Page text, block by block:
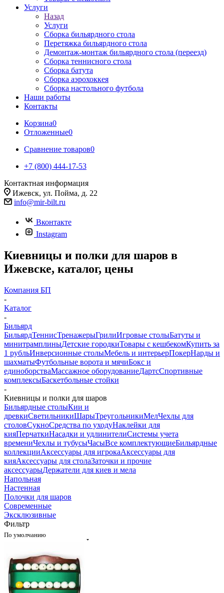
Услуги
Назад
Услуги
Сборка бильярдного стола
Перетяжка бильярдного стола
Демонтаж-монтаж бильярдного стола (переезд)
Сборка теннисного стола
Сборка батута
Сборка аэрохоккея
Сборка настольного футбола
Наши работы
Контакты
Корзина0
Отложенные0
Сравнение товаров0
+7 (800) 444-17-53
Контактная информация
Ижевск, ул. Пойма, д. 22
info@mir-bilt.ru
Вконтакте
Instagram
Киевницы и полки для шаров в
Ижевске, каталог, цены
Компания БП
-
Каталог
-
Бильярд
БильярдТеннисТренажерыГрилиИгровые столыБатуты и
минитрамплиныДетские городкиТовары с кешбекомКупить за
1 рубльИнверсионные столыМебель и интерьерПокерНарды и
шахматыФутбольные ворота и мячиБокс и
единоборстваМассажное оборудованиеДартсСпортивные
комплексыБаскетбольные стойки
-
Киевницы и полки для шаров
Бильярдные столыКии и
древкиСветильникиШарыТреугольникиМелЧехлы для
столовСукноСредства по уходуНаклейки для
кияПерчаткиНасадки и удлинителиСистемы учета
времениЧехлы и тубусыЧасыВсе комплектующиеБильярдные
коллекцииАксессуары для игрокаАксессуары для
кияАксессуары для столаЗаточки и прочие
аксессуарыДержатели для киев и мела
Напольная
Настенная
Полочки для шаров
Современные
Эксклюзивные
Фильтр
По умолчанию